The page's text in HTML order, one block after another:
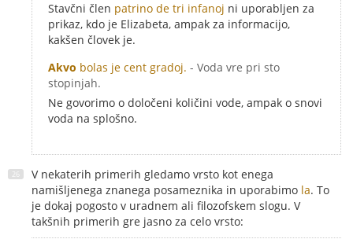
Stavčni člen patrino de tri infanoj ni uporabljen za
prikaz, kdo je Elizabeta, ampak za informacijo,
kakšen človek je.
Akvo bolas je cent gradoj. - Voda vre pri sto
stopinjah.
Ne govorimo o določeni količini vode, ampak o snovi
voda na splošno.
V nekaterih primerih gledamo vrsto kot enega
namišljenega znanega posameznika in uporabimo la. To
je dokaj pogosto v uradnem ali filozofskem slogu. V
takšnih primerih gre jasno za celo vrsto: